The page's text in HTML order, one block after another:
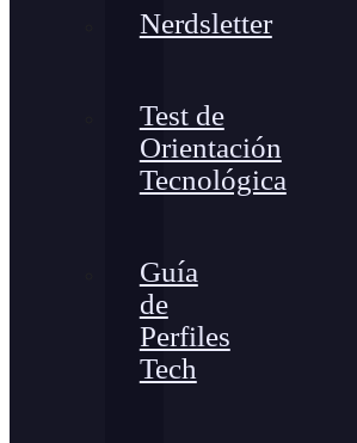
Nerdsletter
Test de
Orientación
Tecnológica
Guía
de
Perfiles
Tech